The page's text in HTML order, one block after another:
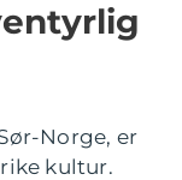
Norge, er
kultur.